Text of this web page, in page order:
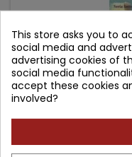
This store asks you to
social media and
advertising cookies of
social media
accept these cookies
involved?